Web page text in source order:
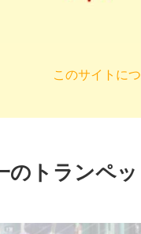
このサイトに
のトランペ